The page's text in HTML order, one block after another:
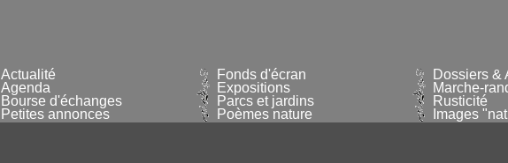
Actualité
Agenda
Bourse d'échanges
Petites annonces
Fonds d'écran
Expositions
Parcs et jardins
Poèmes nature
Dossiers &
Marche-
Rusticité
Images